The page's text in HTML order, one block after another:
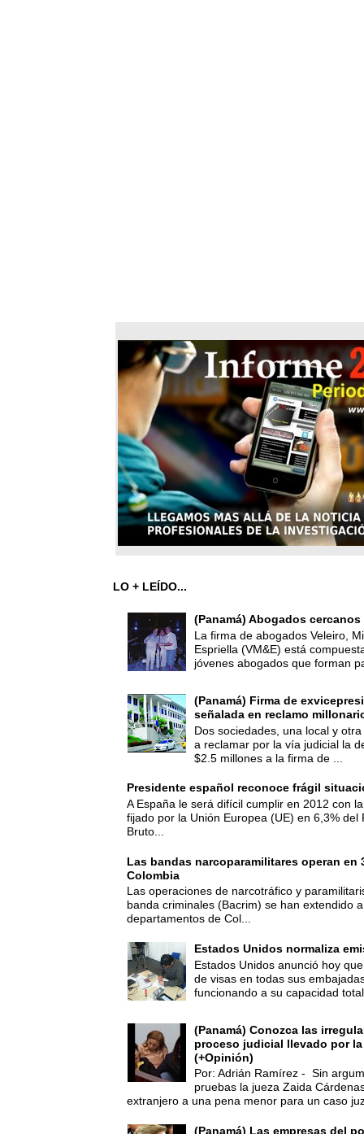
LO + LEÍDO...
(Panamá) Abogados
La firma de abogados Veleiro,
Espriella (VM&E) está
jóvenes abogados que forman
(Panamá) Firma de
señalada en reclamo
Dos sociedades, una local y
a reclamar por la vía judicial la
$2.5 millones a la firma de ...
Presidente español reconoce frágil
A España le será difícil cumplir en 2012 con
fijado por la Unión Europea (UE) en 6,3% del
Bruto...
Las bandas narcoparamilitares operan en
Colombia
Las operaciones de narcotráfico y
banda criminales (Bacrim) se han extendido
departamentos de Col...
Estados Unidos normaliza
Estados Unidos anunció hoy
de visas en todas sus
funcionando a su capacidad
(Panamá) Conozca las
proceso judicial llevado por
(+Opinión)
Por: Adrián Ramírez - Sin
pruebas la jueza Zaida
extranjero a una pena menor para un caso
(Panamá) Las empresas del